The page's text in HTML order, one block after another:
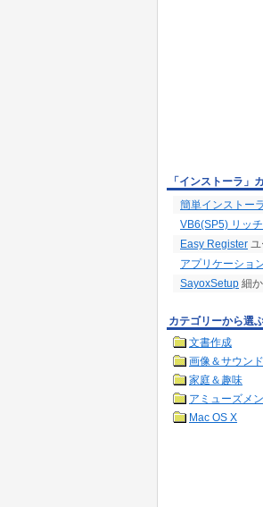
「インストーラ」
簡単インストーラ
VB6(SP5) リッ
Easy Register
アプリケーショ
SayoxSetup 細
カテゴリーから選
文書作成
画像＆サウンド
家庭＆趣味
アミューズメ
Mac OS X